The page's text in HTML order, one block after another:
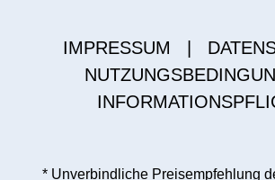
IMPRESSUM
* Unverbindliche Preisempfehlung